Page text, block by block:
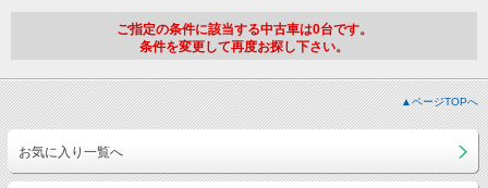
ご指定の条件に該当する中古車は0台です。
条件を変更して再度お探し下さい。
▲ページTOPへ
お気に入り一覧へ